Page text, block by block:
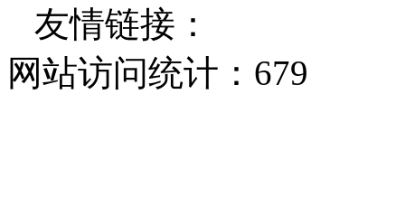
友情链接：
网站访问统计： 679